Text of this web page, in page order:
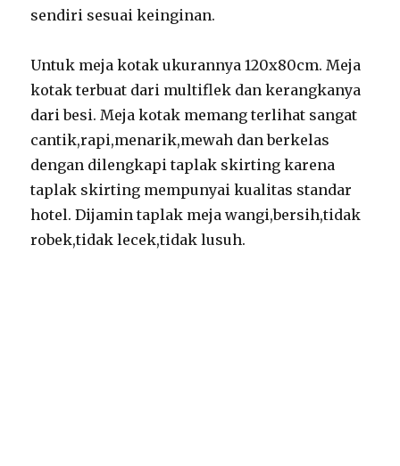
sendiri sesuai keinginan.
Untuk meja kotak ukurannya 120x80cm. Meja
kotak terbuat dari multiflek dan kerangkanya
dari besi. Meja kotak memang terlihat sangat
cantik,rapi,menarik,mewah dan berkelas
dengan dilengkapi taplak skirting karena
taplak skirting mempunyai kualitas standar
hotel. Dijamin taplak meja wangi,bersih,tidak
robek,tidak lecek,tidak lusuh.